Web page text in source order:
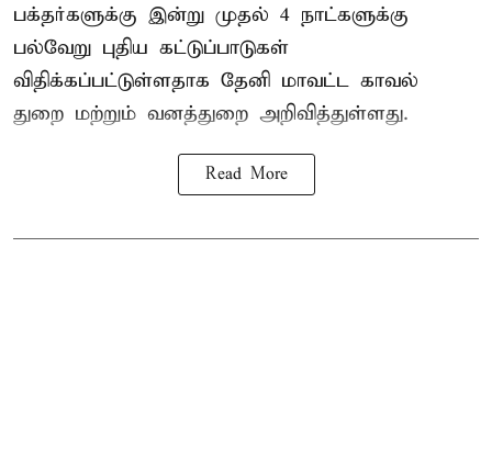
பக்தர்களுக்கு இன்று முதல் 4 நாட்களுக்கு
பல்வேறு புதிய கட்டுப்பாடுகள்
விதிக்கப்பட்டுள்ளதாக தேனி மாவட்ட காவல்
துறை மற்றும் வனத்துறை அறிவித்துள்ளது.
Read More